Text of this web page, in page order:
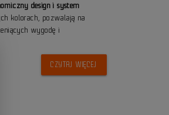
design i system
kolorach, pozwalają na
wygodę i
CZYTAJ WIĘCEJ